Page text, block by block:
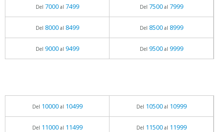
Del 7000al 7499 Del 7500al 7999
Del 8000al 8499 Del 8500al 8999
Del 9000al 9499 Del 9500al 9999
Del 10000al 10499 Del 10500al 10999
Del 11000al 11499 Del 11500al 11999